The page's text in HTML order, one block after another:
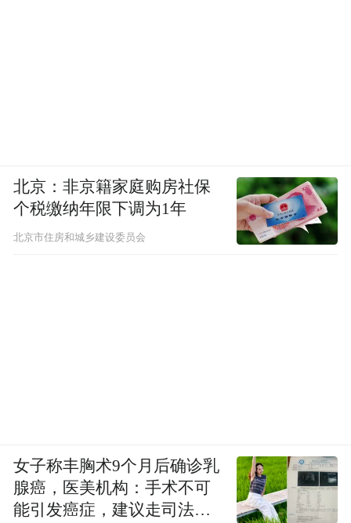
北京：非京籍家庭购房社保
个税缴纳年限下调为1年
北京市住房和城乡建设委员会
女子称丰胸术9个月后确诊乳
腺癌，医美机构：手术不可
能引发癌症，建议走司法途